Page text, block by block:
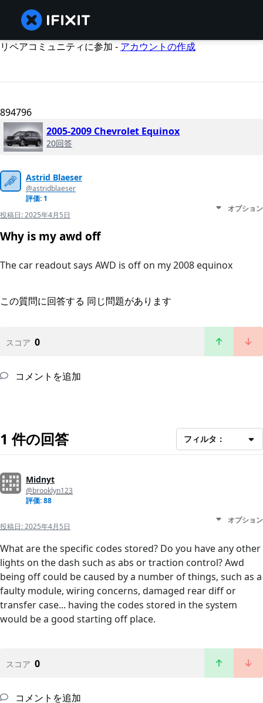
リペアコミュニティに参加 - アカウントの作成
894796
2005-2009 Chevrolet Equinox
20回答
Astrid Blaeser
@astridblaeser
評価: 1
投稿日:2025年4月5日
オプション
Why is my awd off
The car readout says AWD is off on my 2008 equinox
この質問に回答する 同じ問題があります
スコア 0
コメントを追加
1 件の回答 フィルタ：
Midnyt
@brooklyn123
評価: 88
投稿日:2025年4月5日
オプション
What are the specific codes stored? Do you have any other
lights on the dash such as abs or traction control? Awd
being off could be caused by a number of things, such as a
faulty module, wiring concerns, damaged rear diff or
transfer case... having the codes stored in the system
would be a good starting off place.
スコア 0
コメントを追加